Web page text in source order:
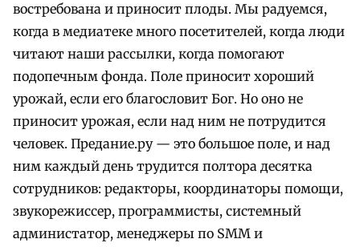
востребована и приносит плоды. Мы радуемся,
когда в медиатеке много посетителей, когда люди
читают наши рассылки, когда помогают
подопечным фонда. Поле приносит хороший
урожай, если его благословит Бог. Но оно не
приносит урожая, если над ним не потрудится
человек. Предание.ру — это большое поле, и над
ним каждый день трудится полтора десятка
сотрудников: редакторы, координаторы помощи,
звукорежиссер, программисты, системный
администатор, менеджеры по SMM и